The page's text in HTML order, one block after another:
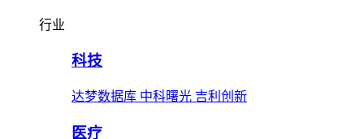
行业
科技
达梦数据库 中科曙光 吉利创新
医疗